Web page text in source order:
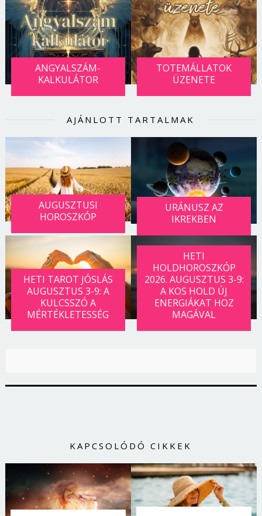
ANGYALSZÁM-
KALKULÁTOR
TOTEMÁLLATOK
ÜZENETE
AJÁNLOTT TARTALMAK
AUGUSZTUSI
HOROSZKÓP
URÁNUSZ AZ
IKREKBEN
HETI TAROT JÓSLÁS
AUGUSZTUS 3-9: A
KULCSSZÓ A
MÉRTÉKLETESSÉG
HETI
HOLDHOROSZKÓP
2026. AUGUSZTUS 3-9:
A KOS HOLD ÚJ
ENERGIÁKAT HOZ
MAGÁVAL
KAPCSOLÓDÓ CIKKEK
Jelszó
Mégse Bejelentkezés